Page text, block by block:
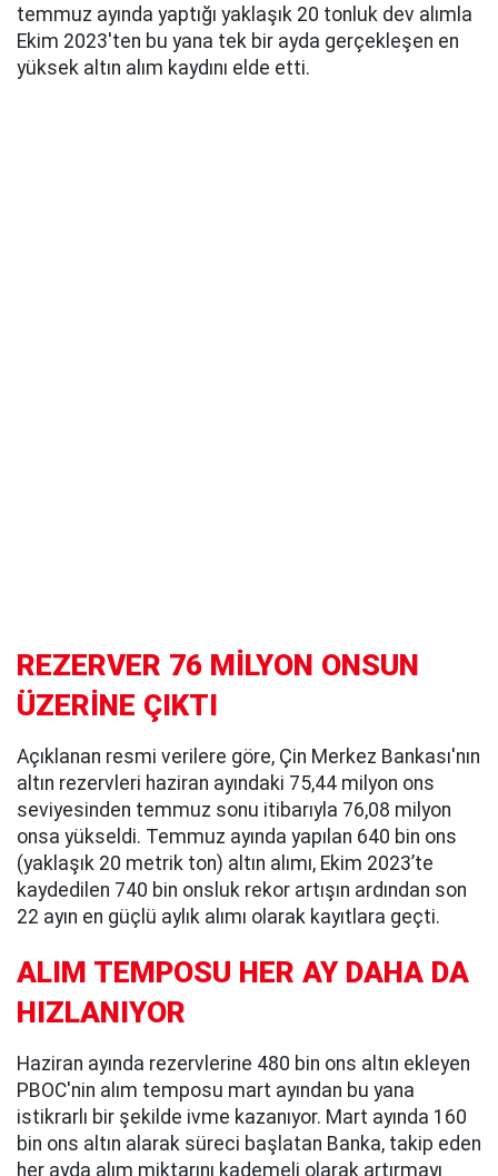
temmuz ayında yaptığı yaklaşık 20 tonluk dev alımla
Ekim 2023'ten bu yana tek bir ayda gerçekleşen en
yüksek altın alım kaydını elde etti.
REZERVER 76 MİLYON ONSUN
ÜZERİNE ÇIKTI
Açıklanan resmi verilere göre, Çin Merkez Bankası'nın
altın rezervleri haziran ayındaki 75,44 milyon ons
seviyesinden temmuz sonu itibarıyla 76,08 milyon
onsa yükseldi. Temmuz ayında yapılan 640 bin ons
(yaklaşık 20 metrik ton) altın alımı, Ekim 2023’te
kaydedilen 740 bin onsluk rekor artışın ardından son
22 ayın en güçlü aylık alımı olarak kayıtlara geçti.
ALIM TEMPOSU HER AY DAHA DA
HIZLANIYOR
Haziran ayında rezervlerine 480 bin ons altın ekleyen
PBOC'nin alım temposu mart ayından bu yana
istikrarlı bir şekilde ivme kazanıyor. Mart ayında 160
bin ons altın alarak süreci başlatan Banka, takip eden
her ayda alım miktarını kademeli olarak artırmayı